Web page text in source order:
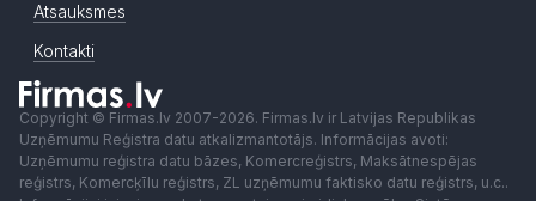
Atsauksmes
Kontakti
Copyright © Firmas.lv 2007-2026. Firmas.lv ir Latvijas Republikas
Uzņēmumu Reģistra datu atkalizmantotājs. Informācijas avoti:
Uzņēmumu reģistra datu bāzes, Komercreģistrs, Maksātnespējas
reģistrs, Komercķīlu reģistrs, ZL uzņēmumu faktisko datu reģistrs, u.c..